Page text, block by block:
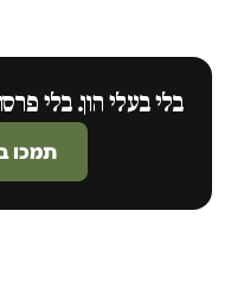
בלי בעלי הון. בלי
תמכו